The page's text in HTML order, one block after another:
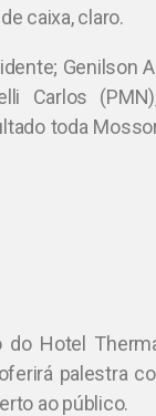
caixa, claro.
Genilson
Carlos
toda
do Hotel
palestra
ao público.